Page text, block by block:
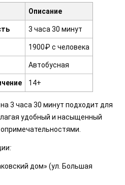
Описание
3 часа 30 минут
1900₽ с человека
Автобусная
14+
3 часа 30 минут подходит для
удобный и насыщенный
дом» (ул. Большая